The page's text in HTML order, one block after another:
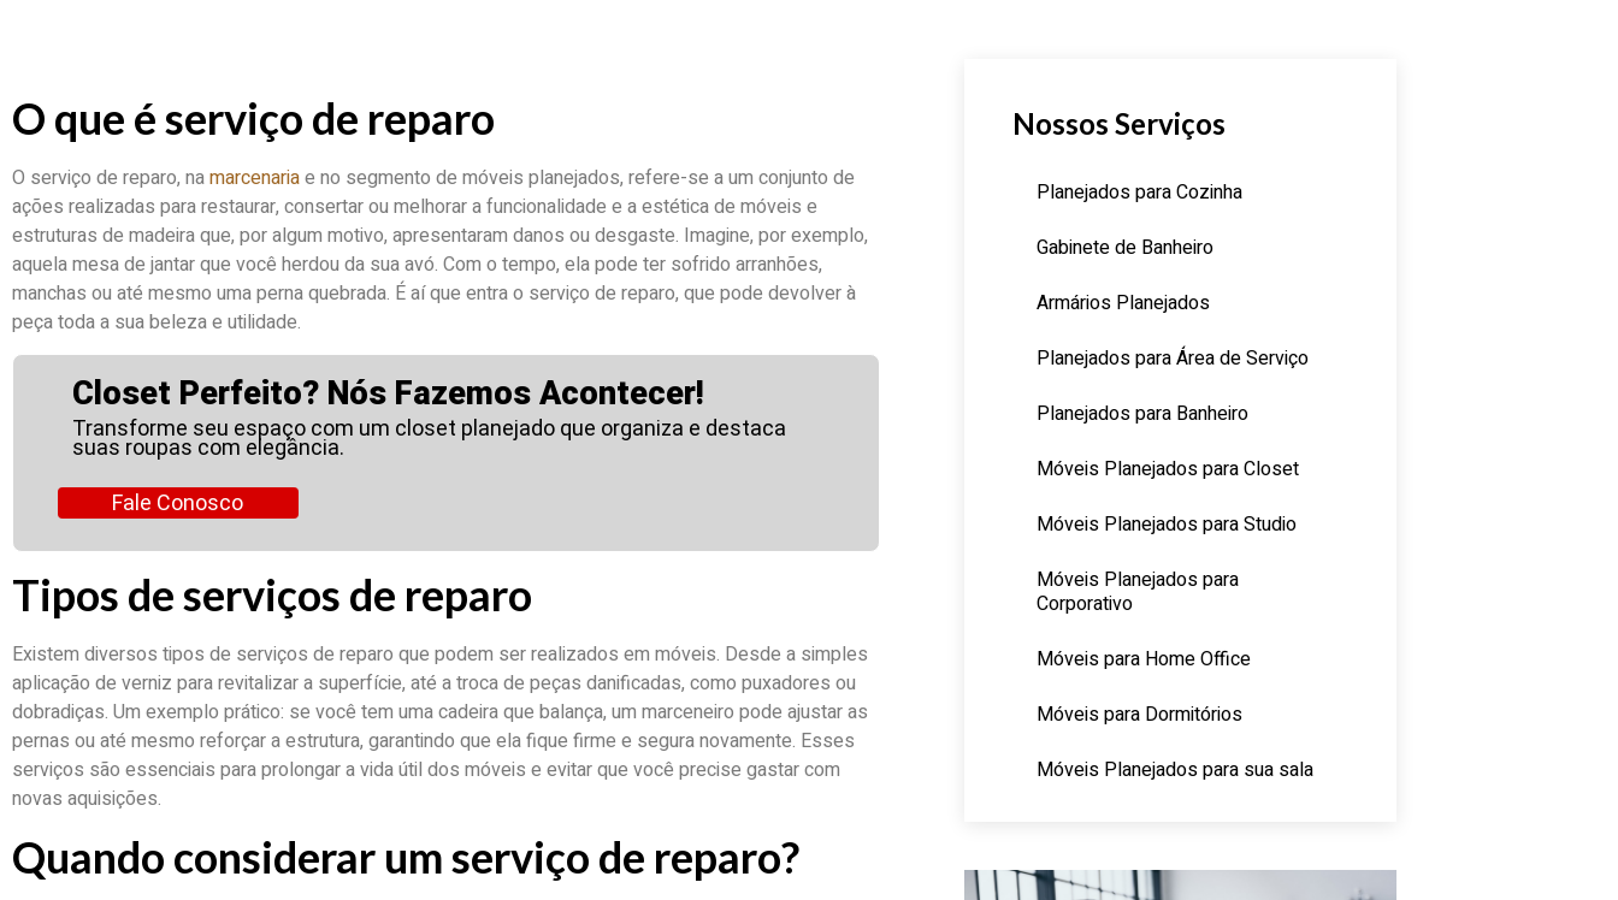
O que é serviço de reparo
O serviço de reparo, namarcenariae no segmento de móveis planejados, refere-se a um conjunto de
ações realizadas para restaurar, consertar ou melhorar a funcionalidade e a estética de móveis e
estruturas de madeira que, por algum motivo, apresentaram danos ou desgaste. Imagine, por exemplo,
aquela mesa de jantar que você herdou da sua avó. Com o tempo, ela pode ter sofrido arranhões,
manchas ou até mesmo uma perna quebrada. É aí que entra o serviço de reparo, que pode devolver à
peça toda a sua beleza e utilidade.
Closet Perfeito? Nós Fazemos Acontecer!
Transforme seu espaço com um closet planejado que organiza e destaca
suas roupas com elegância.
Fale Conosco
Tipos de serviços de reparo
Existem diversos tipos de serviços de reparo que podem ser realizados em móveis. Desde a simples
aplicação de verniz para revitalizar a superfície, até a troca de peças danificadas, como puxadores ou
dobradiças. Um exemplo prático: se você tem uma cadeira que balança, um marceneiro pode ajustar as
pernas ou até mesmo reforçar a estrutura, garantindo que ela fique firme e segura novamente. Esses
serviços são essenciais para prolongar a vida útil dos móveis e evitar que você precise gastar com
novas aquisições.
Quando considerar um serviço de reparo?
Nossos Serviços
Planejados para Cozinha
Gabinete de Banheiro
Armários Planejados
Planejados para Área de Serviço
Planejados para Banheiro
Móveis Planejados para Closet
Móveis Planejados para Studio
Móveis Planejados para
Corporativo
Móveis para Home Office
Móveis para Dormitórios
Móveis Planejados para sua sala